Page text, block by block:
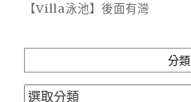
【Villa泳池】後面有灣
分類
分